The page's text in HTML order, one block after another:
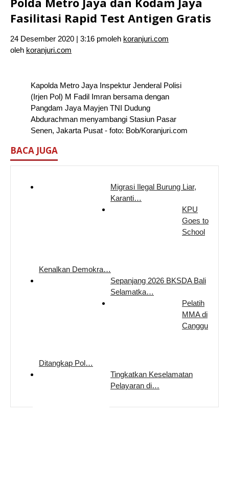
Fasilitasi Rapid Test Antigen Gratis
24 Desember 2020 | 3:16 pmoleh koranjuri.com
oleh koranjuri.com
Kapolda Metro Jaya Inspektur Jenderal Polisi
(Irjen Pol) M Fadil Imran bersama dengan
Pangdam Jaya Mayjen TNI Dudung
Abdurachman menyambangi Stasiun Pasar
Senen, Jakarta Pusat - foto: Bob/Koranjuri.com
BACA JUGA
Migrasi Ilegal Burung Liar,
Karanti…
KPU
Goes to
School
Kenalkan Demokra…
Sepanjang 2026 BKSDA Bali
Selamatka…
Pelatih
MMA di
Canggu
Ditangkap Pol…
Tingkatkan Keselamatan
Pelayaran di…